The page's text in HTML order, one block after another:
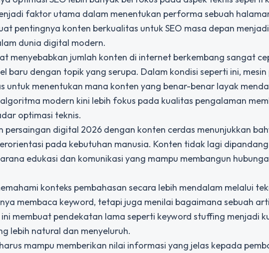
faktor utama dalam menentukan performa sebuah
pentingnya konten berkualitas untuk SEO masa depan menjadi
dunia digital modern.
menyebabkan jumlah konten di internet berkembang sangat
baru dengan topik yang serupa. Dalam kondisi seperti ini, mesin
untuk menentukan mana konten yang benar-benar layak
modern kini lebih fokus pada kualitas pengalaman
optimasi teknis.
persaingan digital 2026 dengan konten cerdas menunjukkan
pada kebutuhan manusia. Konten tidak lagi
edukasi dan komunikasi yang mampu membangun
konteks pembahasan secara lebih mendalam melalui
membaca keyword, tetapi juga menilai bagaimana sebuah
membuat pendekatan lama seperti keyword stuffing menjadi
lebih natural dan menyeluruh.
mampu memberikan nilai informasi yang jelas kepada